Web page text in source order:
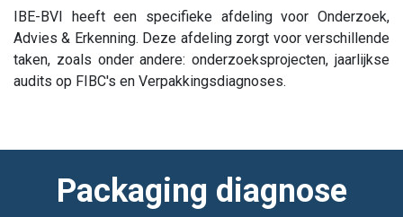
IBE-BVI heeft een specifieke afdeling voor Onderzoek,
Advies & Erkenning. Deze afdeling zorgt voor verschillende
taken, zoals onder andere: onderzoeksprojecten, jaarlijkse
audits op FIBC's en Verpakkingsdiagnoses.
Packaging diagnose